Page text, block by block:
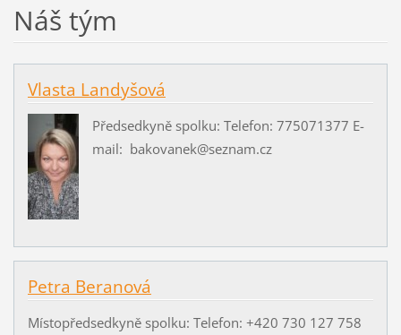
Náš tým
Vlasta Landyšová
Předsedkyně spolku: Telefon: 775071377 E-
mail: bakovanek@seznam.cz
Petra Beranová
Místopředsedkyně spolku: Telefon: +420 730 127 758